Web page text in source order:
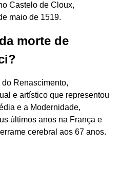
Castelo de Cloux,
maio de 1519.
morte de
Renascimento,
e artístico que representou
e a Modernidade,
últimos anos na França e
cerebral aos 67 anos.